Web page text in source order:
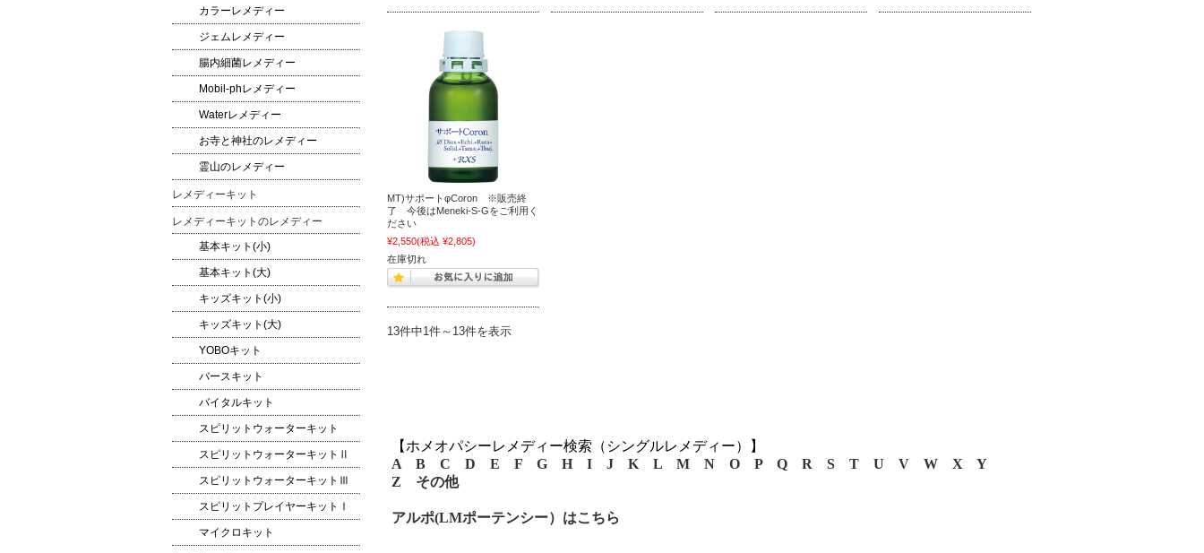
MT)サポートφCoron ※販売終
了 今後はMeneki-S-Gをご利用く
ださい
¥2,550(税込 ¥2,805)
在庫切れ
13件中1件～13件を表示
【ホメオパシーレメディー検索（シングルレメディー）】
A
B C D E F G H I J K L M N O P Q R S T U V W X
Y
Z
その他
アルポ(LMポーテンシー）はこちら
カラーレメディー
ジェムレメディー
腸内細菌レメディー
Mobil-phレメディー
Waterレメディー
お寺と神社のレメディー
霊山のレメディー
レメディーキット
レメディーキットのレメディー
基本キット(小)
基本キット(大)
キッズキット(小)
キッズキット(大)
YOBOキット
バースキット
バイタルキット
スピリットウォーターキット
スピリットウォーターキットⅡ
スピリットウォーターキットⅢ
スピリットプレイヤーキットⅠ
マイクロキット